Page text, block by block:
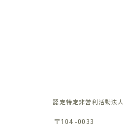
認定特定非営利活動法人
〒104-0033